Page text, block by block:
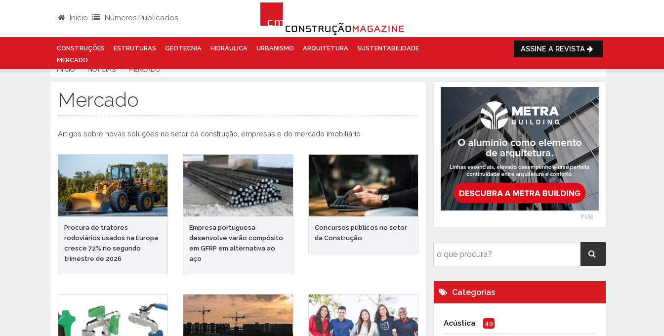
Início Números Publicados
CONSTRUÇÕES ESTRUTURAS GEOTECNIA HIDRÁULICA URBANISMO ARQUITETURA
SUSTENTABILIDADE
MERCADO
ASSINE A REVISTA
INÍCIO NOTÍCIAS MERCADO
Mercado
Artigos sobre novas soluções no setor da construção, empresas e do mercado imobiliário
Procura de tratores
rodoviários usados na Europa
cresce 72% no segundo
trimestre de 2026
Empresa portuguesa
desenvolve varão compósito
em GFRP em alternativa ao
aço
Concursos públicos no setor
da Construção
PUB
Categorias
Acústica 40